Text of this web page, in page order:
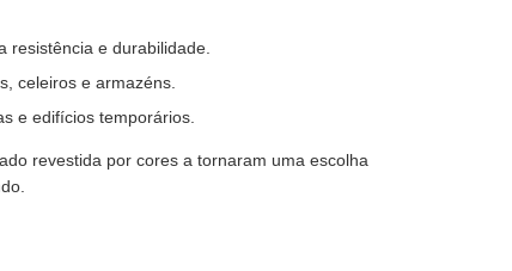
resistência e durabilidade.
celeiros e armazéns.
e edifícios temporários.
revestida por cores a tornaram uma escolha